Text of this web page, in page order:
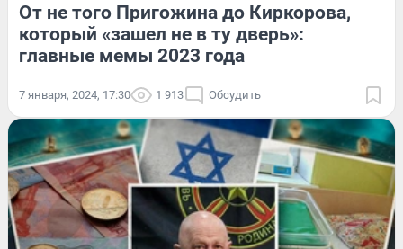
От не того Пригожина до Киркорова,
который «зашел не в ту дверь»:
главные мемы 2023 года
7 января, 2024, 17:30 1 913 Обсудить